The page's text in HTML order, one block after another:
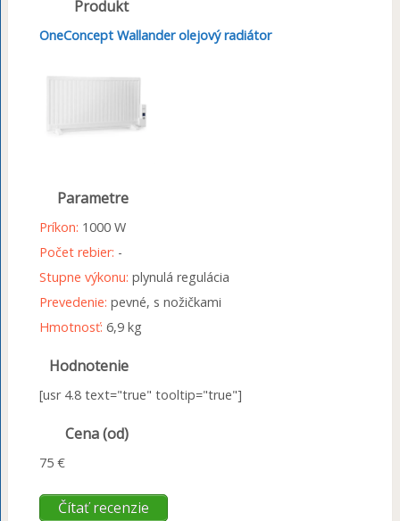
Produkt
OneConcept Wallander olejový radiátor
Parametre
Príkon: 1000 W
Počet rebier: -
Stupne výkonu: plynulá regulácia
Prevedenie: pevné, s nožičkami
Hmotnosť: 6,9 kg
Hodnotenie
[usr 4.8 text="true" tooltip="true"]
Cena (od)
75 €
Čítať recenzie